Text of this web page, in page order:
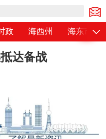
政 海西州 海东市
达备战